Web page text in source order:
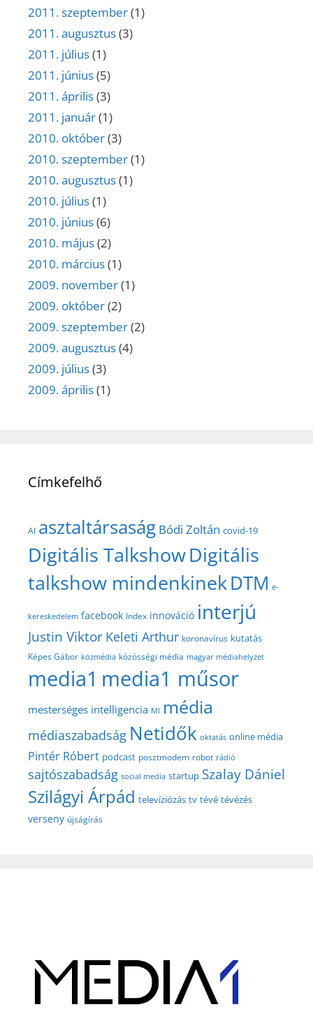
2011. szeptember(1)
2011. augusztus(3)
2011. július(1)
2011. június(5)
2011. április(3)
2011. január(1)
2010. október(3)
2010. szeptember(1)
2010. augusztus(1)
2010. július(1)
2010. június(6)
2010. május(2)
2010. március(1)
2009. november(1)
2009. október(2)
2009. szeptember(2)
2009. augusztus(4)
2009. július(3)
2009. április(1)
Címkefelhő
AI asztaltársaság Bódi Zoltán covid-19
Digitális TalkshowDigitális
talkshow mindenkinekDTM e-
kereskedelem facebook Index innováció interjú
Justin Viktor Keleti Arthur koronavírus kutatás
Képes Gábor közmédia közösségi média magyar médiahelyzet
media1 media1 műsor
mesterséges intelligencia MI média
médiaszabadság Netidők oktatás online média
Pintér Róbert podcast posztmodem robot rádió
sajtószabadság social media startup Szalay Dániel
Szilágyi Árpád televíziózás tv tévé tévézés
verseny újságírás